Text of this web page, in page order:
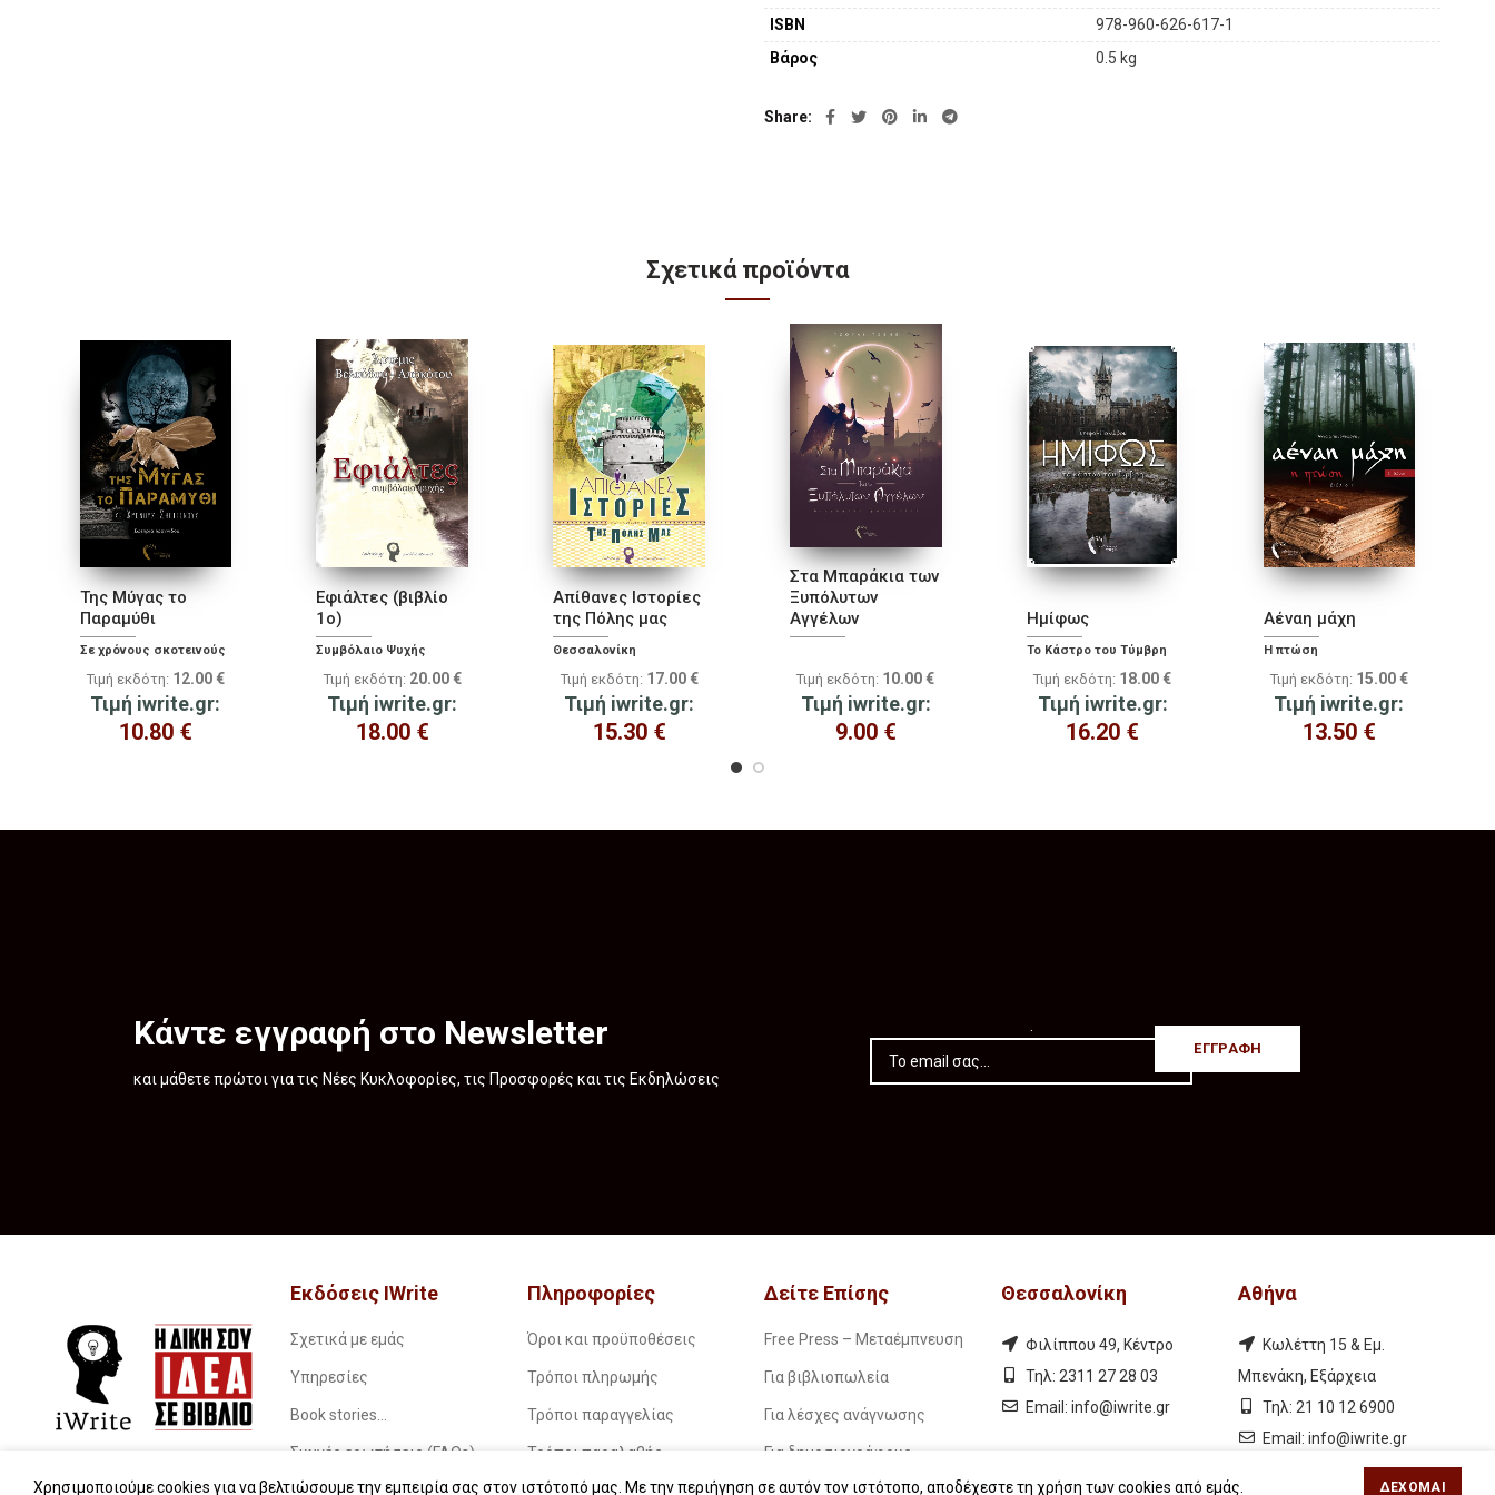
αποτέλεσε σταθμό στην λογοτεχνία του φανταστικού, το οποίο είχε απαγορευτεί
από τους Γερμανούς Ναζί.
ISBN
978-960-626-617-1
Βάρος
0.5 kg
Share
Σχετικά προϊόντα
Της Μύγας το
Παραμύθι
Σε χρόνους σκοτεινούς
Τιμή εκδότη: 12.00 €
Τιμή iwrite.gr:
10.80 €
Εφιάλτες (βιβλίο
1ο)
Συμβόλαιο Ψυχής
Τιμή εκδότη: 20.00 €
Τιμή iwrite.gr:
18.00 €
Απίθανες Ιστορίες
της Πόλης μας
Θεσσαλονίκη
Τιμή εκδότη: 17.00 €
Τιμή iwrite.gr:
15.30 €
Στα Μπαράκια των
Ξυπόλυτων
Αγγέλων
Τιμή εκδότη: 10.00 €
Τιμή iwrite.gr:
9.00 €
Ημίφως
Το Κάστρο του Τύμβρη
Τιμή εκδότη: 18.00 €
Τιμή iwrite.gr:
16.20 €
Αέναη μάχη
Η πτώση
Τιμή εκδότη: 15.00 €
Τιμή iwrite.gr:
13.50 €
Κάντε εγγραφή στο Newsletter
και μάθετε πρώτοι για τις Νέες Κυκλοφορίες, τις Προσφορές και τις Εκδηλώσεις
Εκδόσεις IWrite
Σχετικά με εμάς
Υπηρεσίες
Book stories…
Συχνές ερωτήσεις (FAQs)
iWrite.blog
Πληροφορίες
Όροι και προϋποθέσεις
Τρόποι πληρωμής
Τρόποι παραγγελίας
Τρόποι παραλαβής
Επιστροφές
Δείτε Επίσης
Free Press – Μεταέμπνευση
Για βιβλιοπωλεία
Για λέσχες ανάγνωσης
Για δημοσιογράφους
Για σχολεία
Θεσσαλονίκη
Φιλίππου 49, Κέντρο
Τηλ: 2311 27 28 03
Εmail: info@iwrite.gr
Αθήνα
Κωλέττη 15 & Εμ.
Μπενάκη, Εξάρχεια
Τηλ: 21 10 12 6900
Εmail: info@iwrite.gr
Χρησιμοποιούμε cookies για να βελτιώσουμε την εμπειρία σας στον ιστότοπό μας. Με την περιήγηση σε αυτόν τον ιστότοπο, αποδέχεστε τη χρήση των cookies από εμάς. ΔΈΧΟΜΑΙ